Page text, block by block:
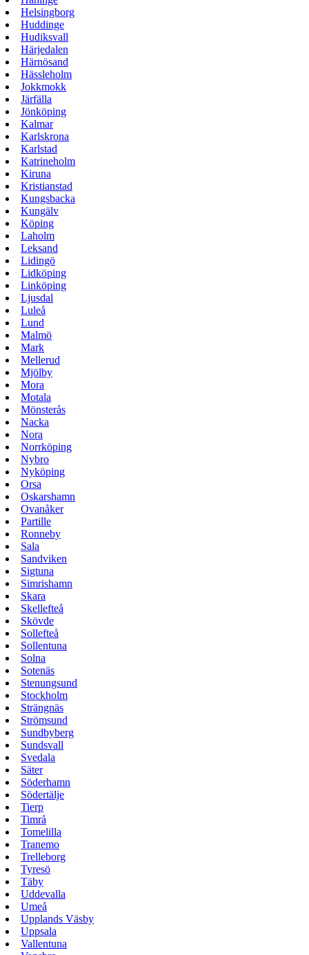
Helsingborg
Huddinge
Hudiksvall
Härjedalen
Härnösand
Hässleholm
Jokkmokk
Järfälla
Jönköping
Kalmar
Karlskrona
Karlstad
Katrineholm
Kiruna
Kristianstad
Kungsbacka
Kungälv
Köping
Laholm
Leksand
Lidingö
Lidköping
Linköping
Ljusdal
Luleå
Lund
Malmö
Mark
Mellerud
Mjölby
Mora
Motala
Mönsterås
Nacka
Nora
Norrköping
Nybro
Nyköping
Orsa
Oskarshamn
Ovanåker
Partille
Ronneby
Sala
Sandviken
Sigtuna
Simrishamn
Skara
Skellefteå
Skövde
Sollefteå
Sollentuna
Solna
Sotenäs
Stenungsund
Stockholm
Strängnäs
Strömsund
Sundbyberg
Sundsvall
Svedala
Säter
Söderhamn
Södertälje
Tierp
Timrå
Tomelilla
Tranemo
Trelleborg
Tyresö
Täby
Uddevalla
Umeå
Upplands Väsby
Uppsala
Vallentuna